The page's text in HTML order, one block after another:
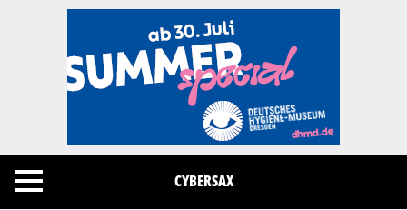
CYBERSAX
Cookies management panel